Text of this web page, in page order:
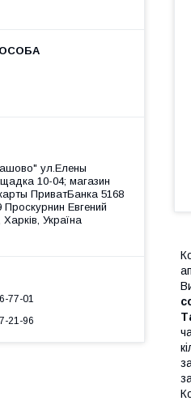
ул.Елены
10-04; магазин
ПриватБанка 5168
Проскурнин Евгений
Україна
77-01
21-96